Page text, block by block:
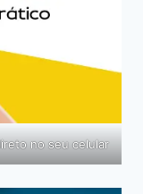
no seu celular